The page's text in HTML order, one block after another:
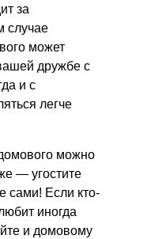
за
случае
может
дружбе с
и с
легче
можно
— угостите
сами! Если кто-
иногда
и домовому